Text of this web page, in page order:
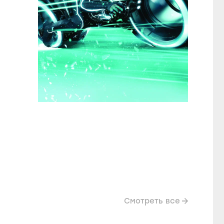
Смотреть все